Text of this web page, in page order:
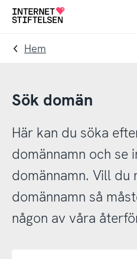
Till
navigering
Till
innehåll
Till
Hem
Sök domän
Här kan du söka
domännamn och se
domännamn. Vill du
domännamn så
någon av våra